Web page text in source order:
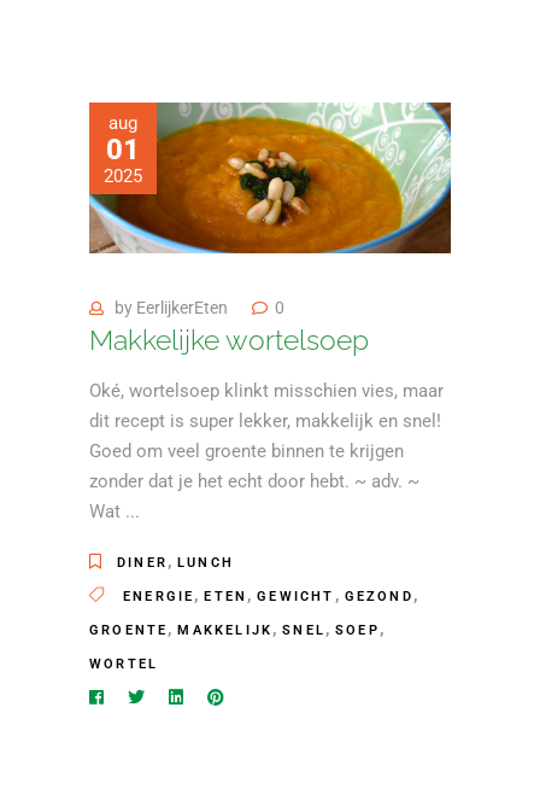
aug
01
2025
by EerlijkerEten 0
Makkelijke wortelsoep
Oké, wortelsoep klinkt misschien vies, maar
dit recept is super lekker, makkelijk en snel!
Goed om veel groente binnen te krijgen
zonder dat je het echt door hebt. ~ adv. ~
Wat
DINER , LUNCH
ENERGIE ,ETEN ,GEWICHT , GEZOND ,
GROENTE ,MAKKELIJK ,SNEL ,SOEP ,
WORTEL